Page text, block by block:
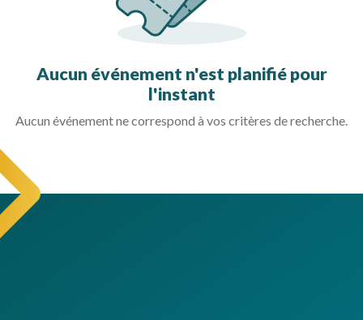
Aucun événement n'est planifié pour
l'instant
Aucun événement ne correspond à vos critères de recherche.